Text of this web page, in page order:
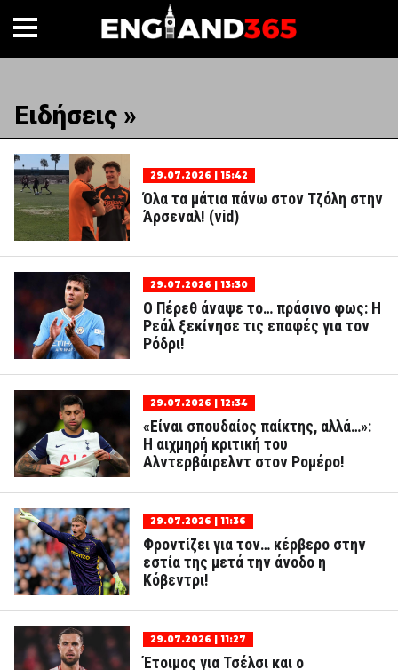
Ειδήσεις »
29.07.2026 | 15:42
Όλα τα μάτια πάνω στον Τζόλη στην
Άρσεναλ! (vid)
29.07.2026 | 13:30
Ο Πέρεθ άναψε το… πράσινο φως: Η
Ρεάλ ξεκίνησε τις επαφές για τον
Ρόδρι!
29.07.2026 | 12:34
«Είναι σπουδαίος παίκτης, αλλά…»:
Η αιχμηρή κριτική του
Αλντερβάιρελντ στον Ρομέρο!
29.07.2026 | 11:36
Φροντίζει για τον… κέρβερο στην
εστία της μετά την άνοδο η
Κόβεντρι!
29.07.2026 | 11:27
Έτοιμος για Τσέλσι και ο